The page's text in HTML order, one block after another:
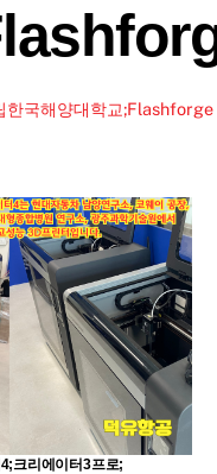
한국해양대학교
크리에이터3프로;